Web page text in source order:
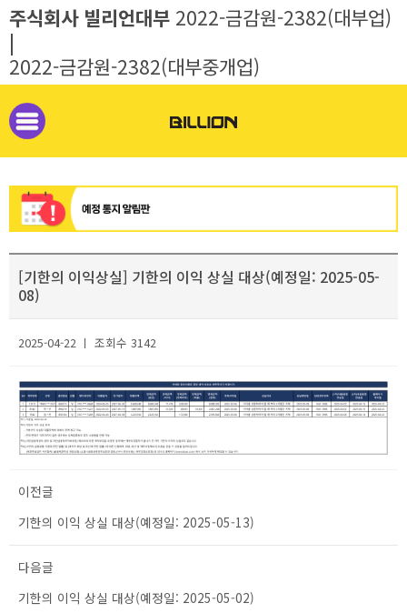
주식회사 빌리언대부 2022-금감원-2382(대부업)
|
2022-금감원-2382(대부중개업)
[기한의 이익상실] 기한의 이익 상실 대상(예정일: 2025-05-
08)
2025-04-22 ㅣ 조회수 3142
이전글
기한의 이익 상실 대상(예정일: 2025-05-13)
다음글
기한의 이익 상실 대상(예정일: 2025-05-02)